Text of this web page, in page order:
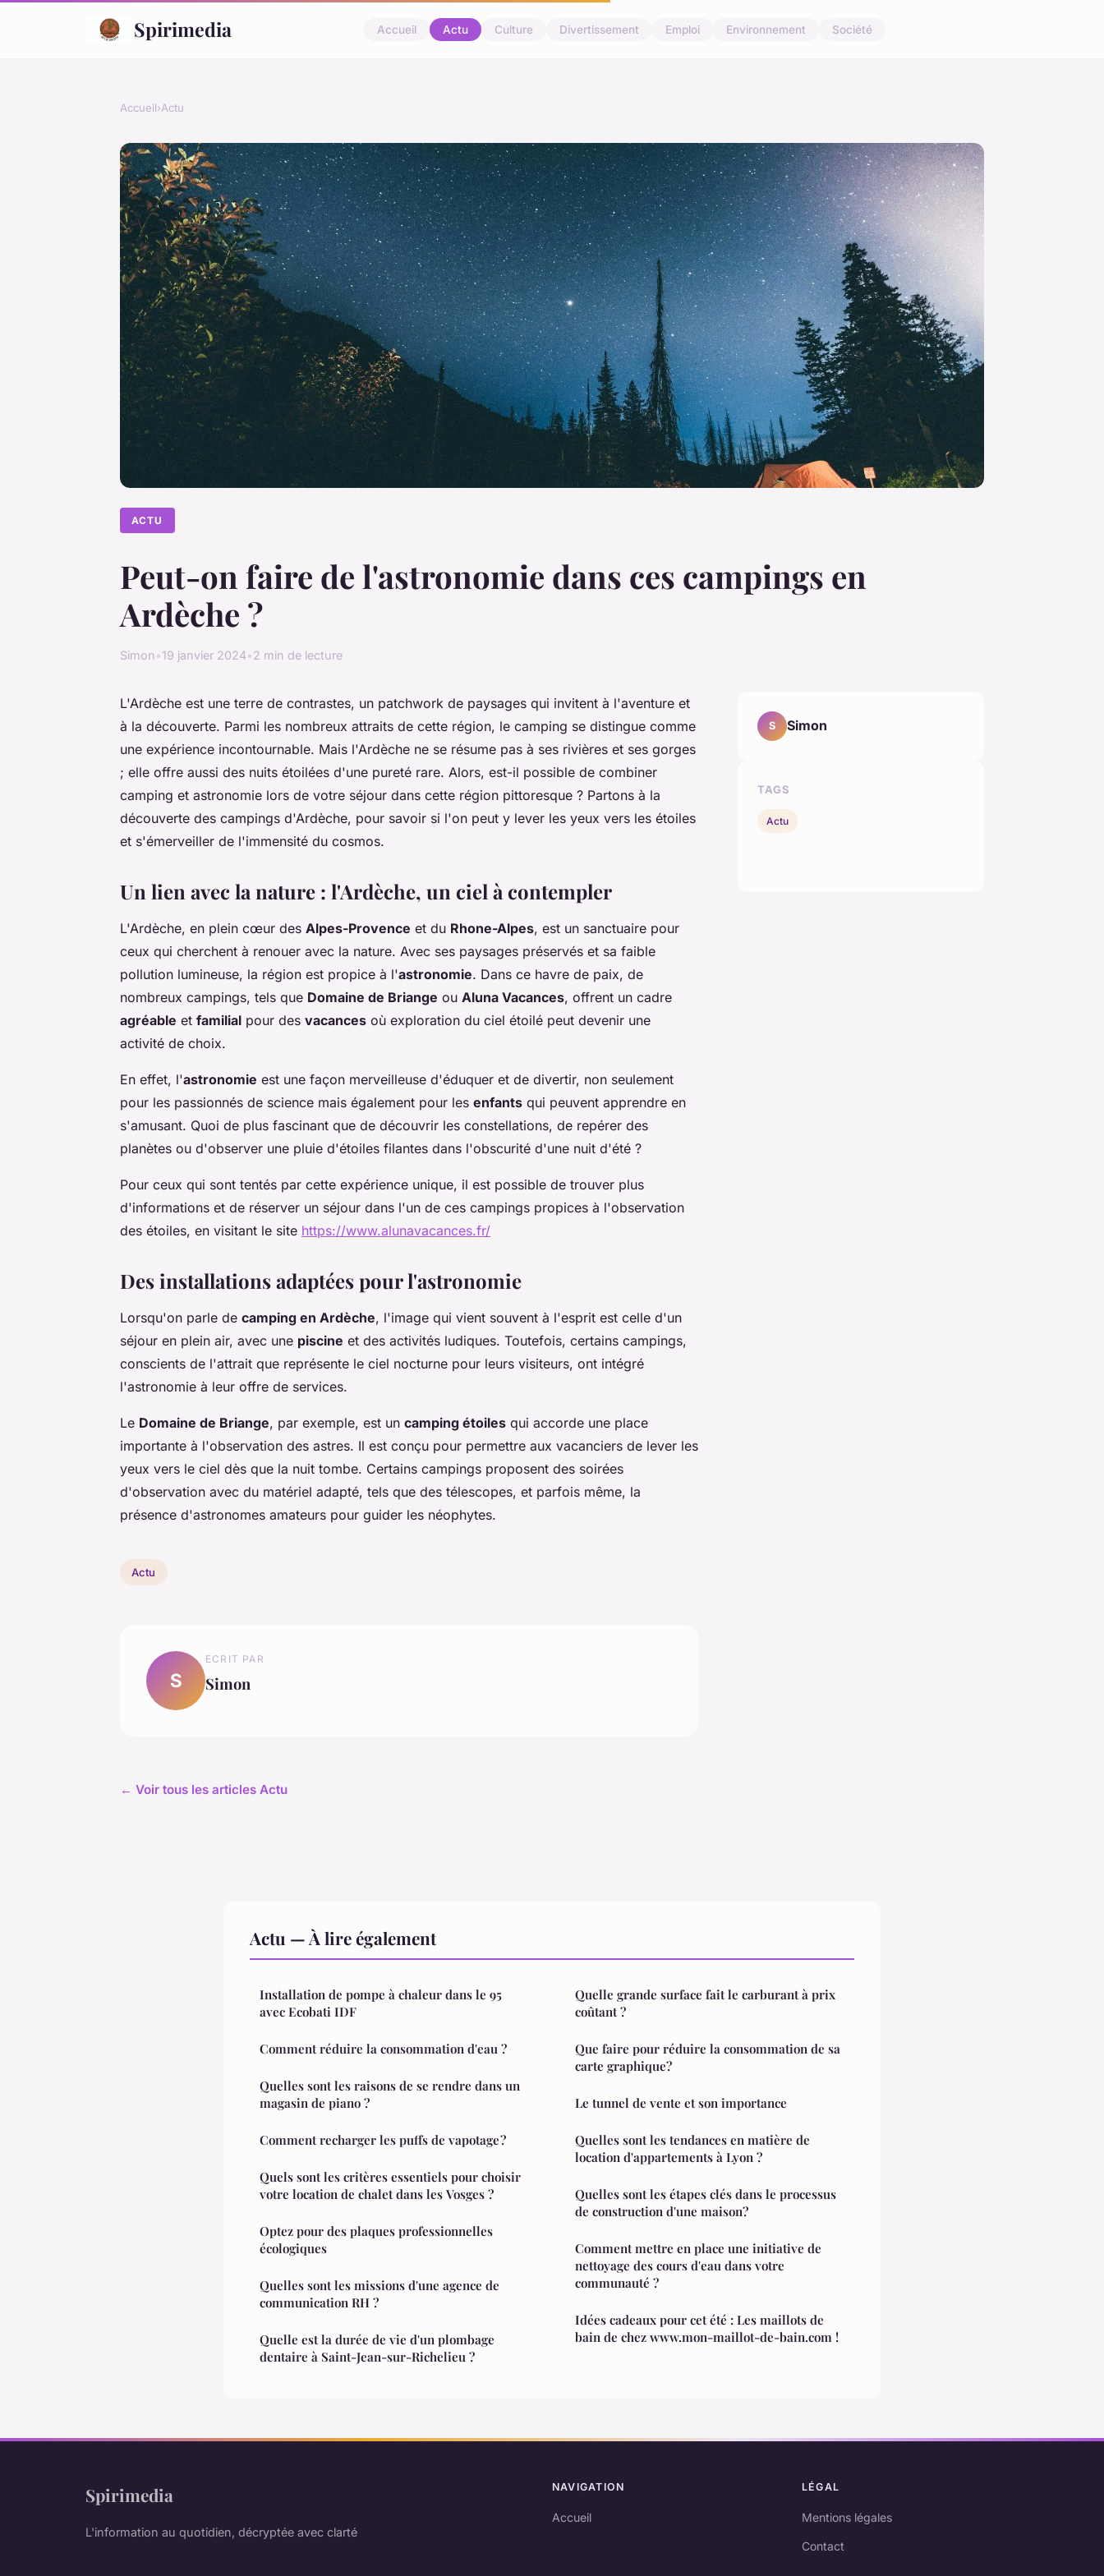
Spirimedia Accueil Actu Culture Divertissement Emploi Environnement Société
Accueil›Actu
ACTU
Peut-on faire de l'astronomie dans ces campings en
Ardèche ?
Simon•19 janvier 2024•2 min de lecture
L'Ardèche est une terre de contrastes, un patchwork de paysages qui invitent à l'aventure et
à la découverte. Parmi les nombreux attraits de cette région, le camping se distingue comme
une expérience incontournable. Mais l'Ardèche ne se résume pas à ses rivières et ses gorges
; elle offre aussi des nuits étoilées d'une pureté rare. Alors, est-il possible de combiner
camping et astronomie lors de votre séjour dans cette région pittoresque ? Partons à la
découverte des campings d'Ardèche, pour savoir si l'on peut y lever les yeux vers les étoiles
et s'émerveiller de l'immensité du cosmos.
Un lien avec la nature : l'Ardèche, un ciel à contempler
L'Ardèche, en plein cœur des Alpes-Provence et du Rhone-Alpes, est un sanctuaire pour
ceux qui cherchent à renouer avec la nature. Avec ses paysages préservés et sa faible
pollution lumineuse, la région est propice à l'astronomie. Dans ce havre de paix, de
nombreux campings, tels que Domaine de Briange ou Aluna Vacances, offrent un cadre
agréable et familial pour des vacances où exploration du ciel étoilé peut devenir une
activité de choix.
En effet, l'astronomie est une façon merveilleuse d'éduquer et de divertir, non seulement
pour les passionnés de science mais également pour les enfants qui peuvent apprendre en
s'amusant. Quoi de plus fascinant que de découvrir les constellations, de repérer des
planètes ou d'observer une pluie d'étoiles filantes dans l'obscurité d'une nuit d'été ?
Pour ceux qui sont tentés par cette expérience unique, il est possible de trouver plus
d'informations et de réserver un séjour dans l'un de ces campings propices à l'observation
des étoiles, en visitant le site https://www.alunavacances.fr/
Des installations adaptées pour l'astronomie
Lorsqu'on parle de camping en Ardèche, l'image qui vient souvent à l'esprit est celle d'un
séjour en plein air, avec une piscine et des activités ludiques. Toutefois, certains campings,
conscients de l'attrait que représente le ciel nocturne pour leurs visiteurs, ont intégré
l'astronomie à leur offre de services.
Le Domaine de Briange, par exemple, est un camping étoiles qui accorde une place
importante à l'observation des astres. Il est conçu pour permettre aux vacanciers de lever les
yeux vers le ciel dès que la nuit tombe. Certains campings proposent des soirées
d'observation avec du matériel adapté, tels que des télescopes, et parfois même, la
présence d'astronomes amateurs pour guider les néophytes.
Actu
S
ECRIT PAR
Simon
← Voir tous les articles Actu
S Simon
TAGS
Actu
Actu — À lire également
Installation de pompe à chaleur dans le 95
avec Ecobati IDF
Comment réduire la consommation d'eau ?
Quelles sont les raisons de se rendre dans un
magasin de piano ?
Comment recharger les puffs de vapotage ?
Quels sont les critères essentiels pour choisir
votre location de chalet dans les Vosges ?
Optez pour des plaques professionnelles
écologiques
Quelles sont les missions d'une agence de
communication RH ?
Quelle est la durée de vie d'un plombage
dentaire à Saint-Jean-sur-Richelieu ?
Quelle grande surface fait le carburant à prix
coûtant ?
Que faire pour réduire la consommation de sa
carte graphique?
Le tunnel de vente et son importance
Quelles sont les tendances en matière de
location d'appartements à Lyon ?
Quelles sont les étapes clés dans le processus
de construction d'une maison?
Comment mettre en place une initiative de
nettoyage des cours d'eau dans votre
communauté ?
Idées cadeaux pour cet été : Les maillots de
bain de chez www.mon-maillot-de-bain.com !
Spirimedia
L'information au quotidien, décryptée avec clarté
NAVIGATION
Accueil
LÉGAL
Mentions légales
Contact